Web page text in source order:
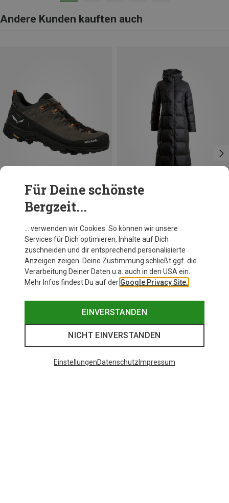
Andere Kunden kauften auch
Herren Alp Trainer 2 GTX Schuhe
182,20 €
44 45 46.5
Für Deine schönste
Bergzeit...
… verwenden wir Cookies. So können wir unsere
Services für Dich optimieren, Inhalte auf Dich
zuschneiden und dir entsprechend personalisierte
Anzeigen zeigen. Deine Zustimmung schließt ggf. die
Verarbeitung Deiner Daten u.a. auch in den USA ein.
Mehr Infos findest Du auf der Google Privacy Site.
EINVERSTANDEN
NICHT EINVERSTANDEN
EinstellungenDatenschutz Impressum